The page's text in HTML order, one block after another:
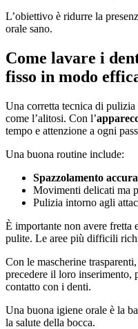
L’obiettivo è ridurre la
orale sano.
Come lavare i
fisso in modo
Una corretta tecnica di pulizia
come l’alitosi. Con l’
tempo e attenzione a ogni
Una buona routine include:
Spazzolamento
Movimenti delicati ma
Pulizia intorno agli
È importante non avere fretta
pulite. Le aree più difficili
Con le mascherine
precedere il loro inserimento,
contatto con i denti.
Una buona igiene orale è la
la salute della bocca.